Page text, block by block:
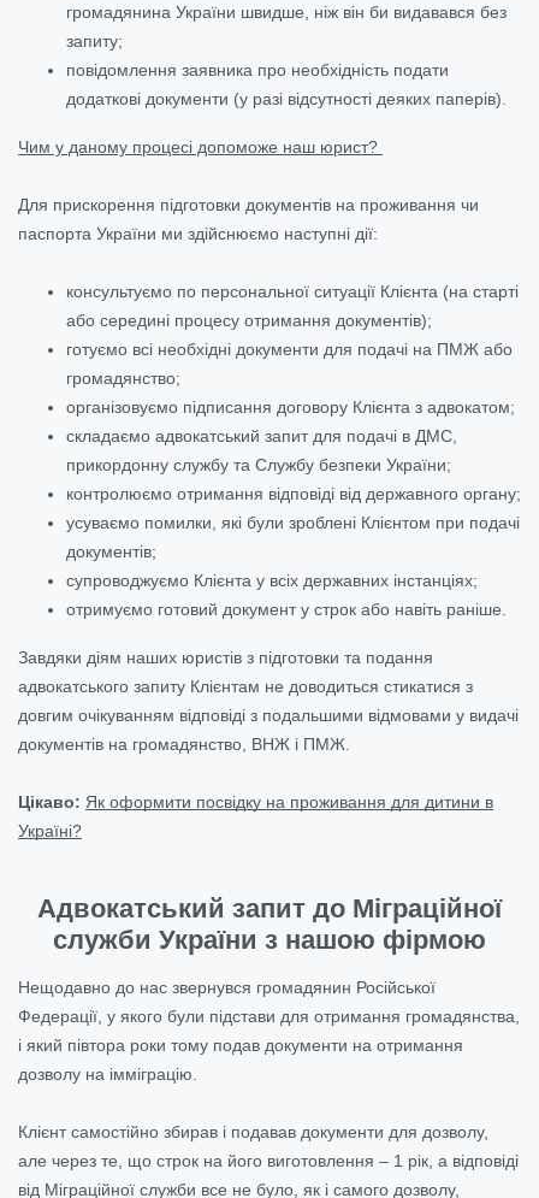
громадянина України швидше, ніж він би видавався без
запиту;
повідомлення заявника про необхідність подати
додаткові документи (у разі відсутності деяких паперів).
Чим у даному процесі допоможе наш юрист?
Для прискорення підготовки документів на проживання чи
паспорта України ми здійснюємо наступні дії:
консультуємо по персональної ситуації Клієнта (на старті
або середині процесу отримання документів);
готуємо всі необхідні документи для подачі на ПМЖ або
громадянство;
організовуємо підписання договору Клієнта з адвокатом;
складаємо адвокатський запит для подачі в ДМС,
прикордонну службу та Службу безпеки України;
контролюємо отримання відповіді від державного органу;
усуваємо помилки, які були зроблені Клієнтом при подачі
документів;
супроводжуємо Клієнта у всіх державних інстанціях;
отримуємо готовий документ у строк або навіть раніше.
Завдяки діям наших юристів з підготовки та подання
адвокатського запиту Клієнтам не доводиться стикатися з
довгим очікуванням відповіді з подальшими відмовами у видачі
документів на громадянство, ВНЖ і ПМЖ.
Цікаво: Як оформити посвідку на проживання для дитини в
Україні?
Адвокатський запит до Міграційної
служби України з нашою фірмою
Нещодавно до нас звернувся громадянин Російської
Федерації, у якого були підстави для отримання громадянства,
і який півтора роки тому подав документи на отримання
дозволу на імміграцію.
Клієнт самостійно збирав і подавав документи для дозволу,
але через те, що строк на його виготовлення – 1 рік, а відповіді
від Міграційної служби все не було, як і самого дозволу,